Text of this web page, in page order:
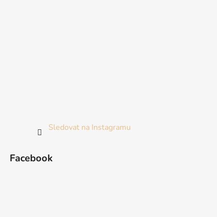
Sledovat na Instagramu
Facebook